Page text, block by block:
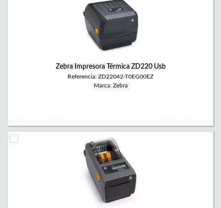
Zebra Impresora Térmica ZD220 Usb
Referencia: ZD22042-T0EG00EZ
Marca: Zebra